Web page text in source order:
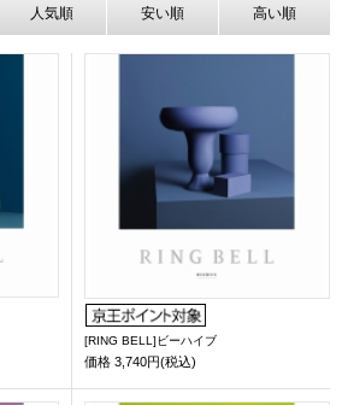
人気順 安い順 高い順
[RING BELL]ビーハイブ
価格 3,740円(税込)